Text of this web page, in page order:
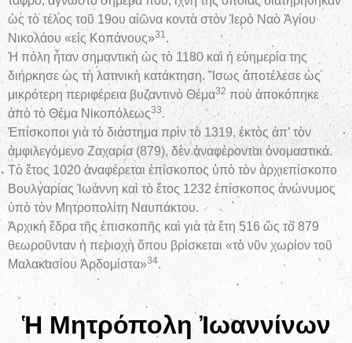
ὡς τὸ τέλος τοῦ 19ου αἰῶνα κοντὰ στὸν Ἱερὸ Ναὸ Ἁγίου
Νικολάου «εἰς Κοπάνους»31.
Ἡ πόλη ἦταν σημαντικὴ ὡς τὸ 1180 καὶ ἡ εὐημερία της
διήρκησε ὡς τὴ λατινικὴ κατάκτηση. Ἴσως ἀποτέλεσε ὡς
μικρότερη περιφέρεια βυζαντινὸ Θέμα32 ποὺ ἀποκόπηκε
ἀπὸ τὸ Θέμα Νικοπόλεως33.
Ἐπίσκοποι γιὰ τὸ διάστημα πρὶν τὸ 1319, ἐκτὸς ἀπ’ τὸν
ἀμφιλεγόμενο Ζαχαρία (879), δὲν ἀναφέρονται ὀνομαστικά.
Τὸ ἔτος 1020 ἀναφέρεται ἐπίσκοπος ὑπὸ τὸν ἀρχιεπίσκοπο
Βουλγαρίας Ἰωάννη καὶ τὸ ἔτος 1232 ἐπίσκοπος ἀνώνυμος
ὑπὸ τὸν Μητροπολίτη Ναυπάκτου.
Ἀρχικὴ ἕδρα τῆς ἐπισκοπῆς καὶ γιὰ τὰ ἔτη 516 ὥς τὸ 879
θεωροῦνταν ἡ περιοχὴ ὅπου βρίσκεται «τὸ νῦν χωρίον τοῦ
Μαλακασίου Ἀρδομίστα»34.
Ἡ Μητρόπολη Ἰωαννίνων